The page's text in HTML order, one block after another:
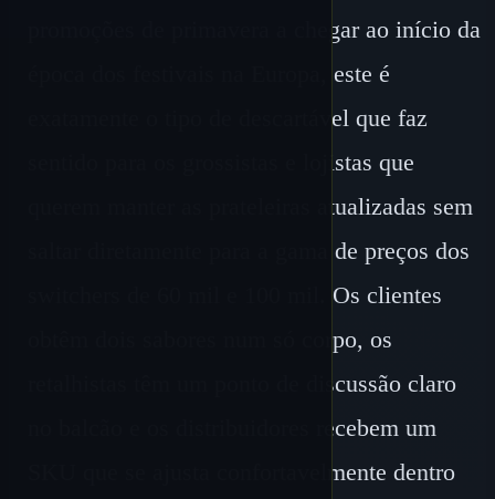
promoções de primavera a chegar ao início da
época dos festivais na Europa, este é
exatamente o tipo de descartável que faz
sentido para os grossistas e lojistas que
querem manter as prateleiras atualizadas sem
saltar diretamente para a gama de preços dos
switchers de 60 mil e 100 mil. Os clientes
obtêm dois sabores num só corpo, os
retalhistas têm um ponto de discussão claro
no balcão e os distribuidores recebem um
SKU que se ajusta confortavelmente dentro